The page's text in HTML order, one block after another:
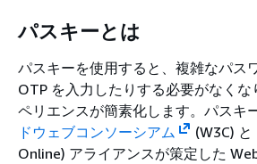
パスキーとは
パスキーを使用すると、複雑なパス
OTP を入力したりする必要がなくな
ペリエンスが簡素化します。パスキー
ドウェブコンソーシアム
(W3C)
Online) アライアンスが策定した